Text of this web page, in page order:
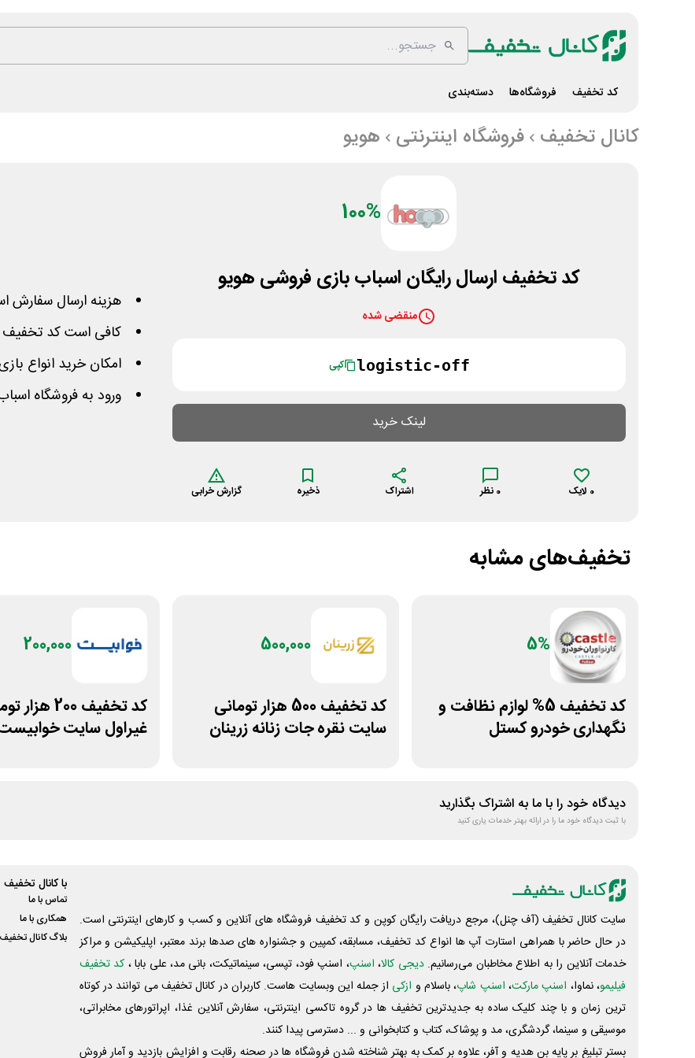
کد تخفیف فروشگاه‌ها دسته‌بندی
کانال تخفیف فروشگاه اینترنتی هویو
100%
کد تخفیف ارسال رایگان اسباب بازی فروشی هویو
منقضی شده
logistic-off کپی
لینک خرید
0 لایک 0 نظر اشتراک ذخیره گزارش خرابی
هزینه ارسال سفارش
کافی است کد تخفیف
امکان خرید انواع
ورود به فروشگاه
تخفیف‌های مشابه
5%
کد تخفیف 5% لوازم نظافت و
نگهداری خودرو کستل
500,000
کد تخفیف 500 هزار تومانی
سایت نقره جات زنانه زرینان
200,000
کد تخفیف 200
غیراول سایت
دیدگاه خود را با ما به اشتراک بگذارید
با ثبت دیدگاه خود ما را در ارائه بهتر خدمات یاری کنید
سایت کانال تخفیف (آف چنل)، مرجع دریافت رایگان کوپن و کد تخفیف فروشگاه های آنلاین و کسب و‌ کارهای اینترنتی است.
در حال حاضر با همراهی استارت آپ ها انواع کد تخفیف، مسابقه، کمپین و جشنواره های صدها برند معتبر، اپلیکیشن و مراکز
خدمات آنلاین را به اطلاع مخاطبان می‌رسانیم. دیجی کالا، اسنپ، اسنپ فود، تپسی، سینماتیکت، بانی مد، علی‌ بابا ، کد تخفیف
فیلیمو، نماوا، اسنپ مارکت، اسنپ شاپ، باسلام و ازکی از جمله این وبسایت ‌هاست. کاربران در کانال تخفیف می توانند در کوتاه
ترین زمان و با چند کلیک ساده به جدیدترین تخفیف ها در گروه تاکسی اینترنتی، سفارش آنلاین غذا، اپراتورهای مخابراتی،
موسیقی و سینما، گردشگری، مد و پوشاک، کتاب و کتابخوانی و ... دسترسی پیدا کنند.
بستر تبلیغ بر پایه بن هدیه و آفر، علاوه بر کمک به بهتر شناخته شدن فروشگاه ها در صحنه رقابت و افزایش بازدید و آمار فروش
با کانال تخفیف
تماس با ما
همکاری با ما
بلاگ کانال تخفیف